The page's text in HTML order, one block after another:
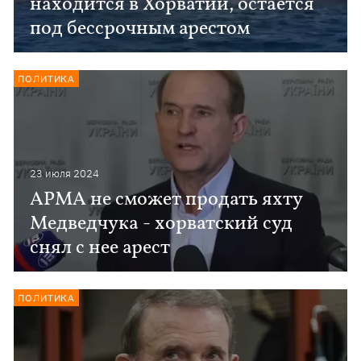
под бессрочным арестом
23 июля 2024
АРМА не сможет продать яхту
Медведчука - хорватский суд
снял с нее арест
ПОЛИТИКА
ПОЛИТИКА